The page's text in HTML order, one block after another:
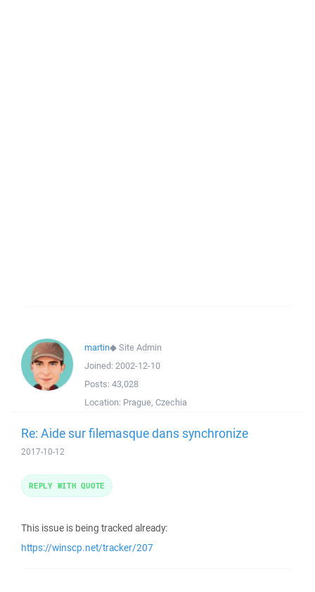
martin◆Site Admin
Joined: 2002-12-10
Posts: 43,028
Location: Prague, Czechia
Re: Aide sur filemasque dans synchronize
2017-10-12
This issue is being tracked already:
https://winscp.net/tracker/207
REPLY WITH QUOTE